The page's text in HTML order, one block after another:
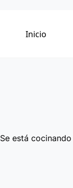
Inicio
Se está